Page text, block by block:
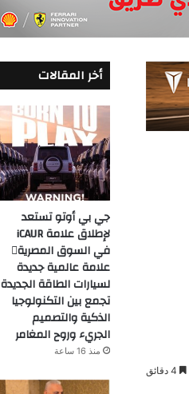
أخر المقالات
جي بي أوتو تستعد
لإطلاق علامة iCAUR
في السوق المصرية
علامة عالمية جديدة
لسيارات الطاقة الجديدة
تجمع بين التكنولوجيا
الذكية والتصميم
الجريء وروح المغامر
منذ 16 ساعة